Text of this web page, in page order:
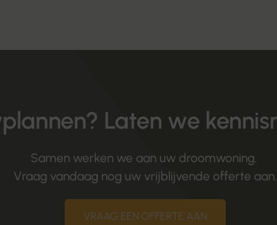
Laten we
Samen werken we aan uw droomwoning.
Vraag vandaag nog uw vrijblijvende offerte aan.
VRAAG EEN OFFERTE AAN